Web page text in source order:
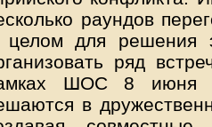
раундов
для решения
ряд
ШОС 8 июня
в